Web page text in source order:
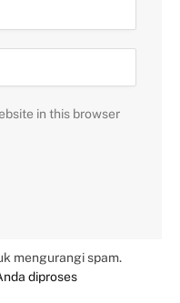
in this browser
mengurangi spam.
diproses